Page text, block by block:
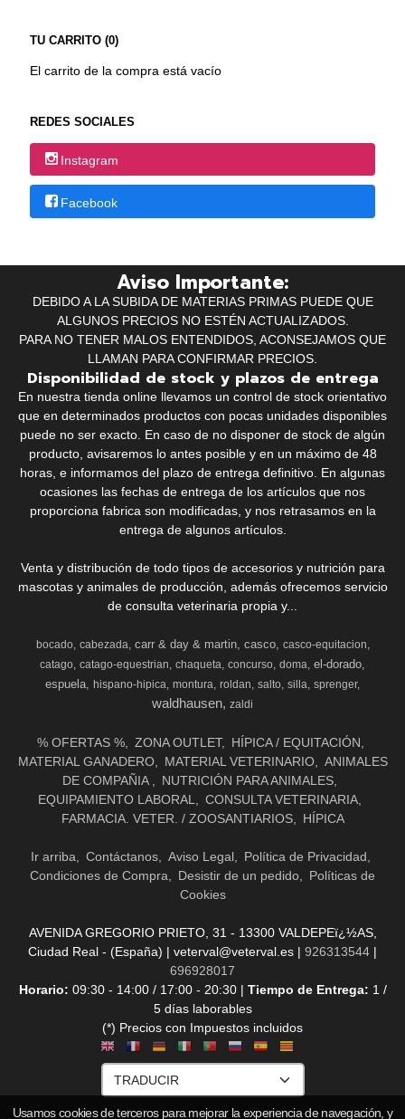
TU CARRITO (0)
El carrito de la compra está vacío
REDES SOCIALES
Instagram
Facebook
Aviso Importante:
DEBIDO A LA SUBIDA DE MATERIAS PRIMAS PUEDE QUE
ALGUNOS PRECIOS NO ESTÉN ACTUALIZADOS.
PARA NO TENER MALOS ENTENDIDOS, ACONSEJAMOS QUE
LLAMAN PARA CONFIRMAR PRECIOS.
Disponibilidad de stock y plazos de entrega
En nuestra tienda online llevamos un control de stock orientativo
que en determinados productos con pocas unidades disponibles
puede no ser exacto. En caso de no disponer de stock de algún
producto, avisaremos lo antes posible y en un máximo de 48
horas, e informamos del plazo de entrega definitivo. En algunas
ocasiones las fechas de entrega de los artículos que nos
proporciona fabrica son modificadas, y nos retrasamos en la
entrega de algunos artículos.
Venta y distribución de todo tipos de accesorios y nutrición para
mascotas y animales de producción, además ofrecemos servicio
de consulta veterinaria propia y...
bocado cabezada carr & day & martin casco
casco-equitacion
catago catago-equestrian chaqueta concurso doma el-dorado
espuela
hispano-hipica montura roldan salto silla sprenger
waldhausen zaldi
% OFERTAS % ZONA OUTLET
HÍPICA / EQUITACIÓN
MATERIAL GANADERO
MATERIAL VETERINARIO
ANIMALES
DE COMPAÑIA
NUTRICIÓN PARA ANIMALES
EQUIPAMIENTO LABORAL
CONSULTA VETERINARIA
FARMACIA. VETER. / ZOOSANTIARIOS
HÍPICA
Ir arriba Contáctanos Aviso Legal
Política de Privacidad
Condiciones de Compra
Desistir de un pedido
Políticas de
Cookies
AVENIDA GREGORIO PRIETO, 31 - 13300 VALDEPEï¿½AS,
Ciudad Real - (España) | veterval@veterval.es | 926313544 |
696928017
Horario: 09:30 - 14:00 / 17:00 - 20:30 | Tiempo de Entrega: 1 /
5 días laborables
(*) Precios con Impuestos incluidos
Usamos cookies de terceros para mejorar la experiencia de navegación, y